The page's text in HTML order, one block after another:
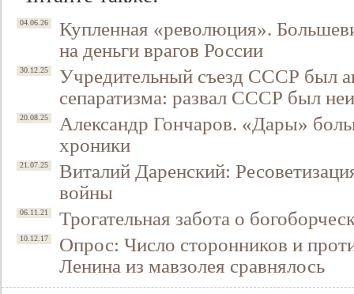
04.06.26
Купленная «революция».
на деньги врагов России
30.12.25
Учредительный съезд СССР был
сепаратизма: развал СССР был
20.08.25
Александр Гончаров. «Дары»
хроники
21.07.25
Виталий Даренский:
войны
06.11.21 Трогательная забота о
10.12.17
Опрос: Число сторонников и
Ленина из мавзолея сравнялось